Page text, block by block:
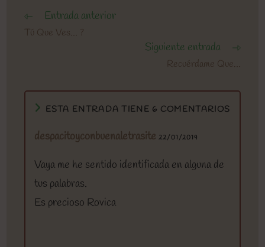
Leer
más
artículos
Entrada anterior
Tú Que Ves… ?
Siguiente entrada
Recuérdame Que…
ESTA ENTRADA TIENE 6 COMENTARIOS
despacitoyconbuenaletrasite 22/01/2019
Vaya me he sentido identificada en alguna de
tus palabras.
Es precioso Rovica